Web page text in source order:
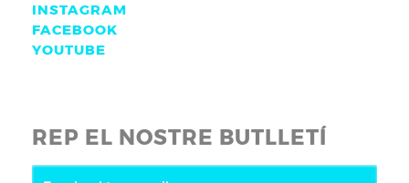
INSTAGRAM
FACEBOOK
YOUTUBE
REP EL NOSTRE BUTLLETÍ